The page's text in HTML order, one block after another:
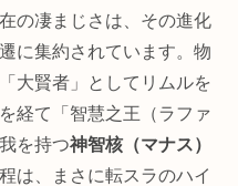
の凄まじさは、その進化
に集約されています。物
大賢者」としてリムルを
経て「智慧之王（ラファ
を持つ神智核（マナス）
は、まさに転スラのハイ